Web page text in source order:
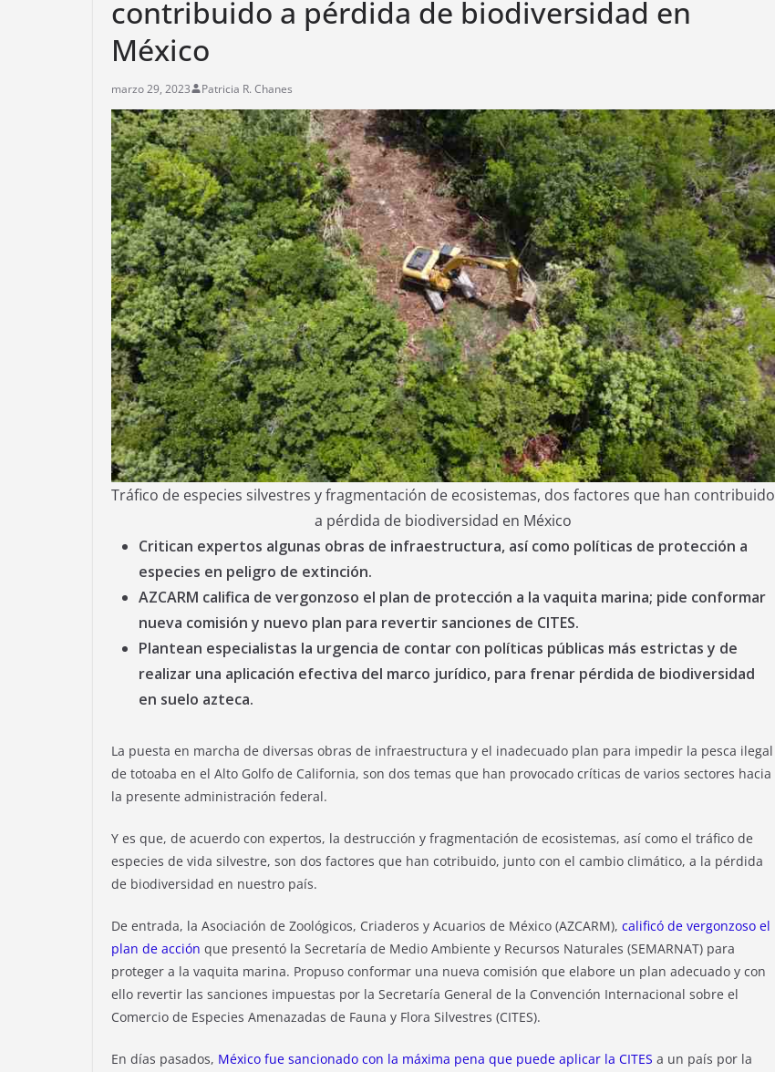
contribuido a pérdida de biodiversidad en
México
marzo 29, 2023 Patricia R. Chanes
Tráfico de especies silvestres y fragmentación de ecosistemas, dos factores que han contribuido
a pérdida de biodiversidad en México
Critican expertos algunas obras de infraestructura, así como políticas de protección a
especies en peligro de extinción.
AZCARM califica de vergonzoso el plan de protección a la vaquita marina; pide conformar
nueva comisión y nuevo plan para revertir sanciones de CITES.
Plantean especialistas la urgencia de contar con políticas públicas más estrictas y de
realizar una aplicación efectiva del marco jurídico, para frenar pérdida de biodiversidad
en suelo azteca.
La puesta en marcha de diversas obras de infraestructura y el inadecuado plan para impedir la pesca ilegal
de totoaba en el Alto Golfo de California, son dos temas que han provocado críticas de varios sectores hacia
la presente administración federal.
Y es que, de acuerdo con expertos, la destrucción y fragmentación de ecosistemas, así como el tráfico de
especies de vida silvestre, son dos factores que han cotribuido, junto con el cambio climático, a la pérdida
de biodiversidad en nuestro país.
De entrada, la Asociación de Zoológicos, Criaderos y Acuarios de México (AZCARM), calificó de vergonzoso el
plan de acción que presentó la Secretaría de Medio Ambiente y Recursos Naturales (SEMARNAT) para
proteger a la vaquita marina. Propuso conformar una nueva comisión que elabore un plan adecuado y con
ello revertir las sanciones impuestas por la Secretaría General de la Convención Internacional sobre el
Comercio de Especies Amenazadas de Fauna y Flora Silvestres (CITES).
En días pasados, México fue sancionado con la máxima pena que puede aplicar la CITES a un país por la